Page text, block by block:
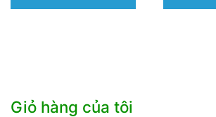
Giỏ hàng của tôi